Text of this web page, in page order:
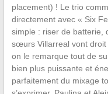
placement) ! Le trio
directement avec « Six
simple : riser de batterie,
sœurs Villarreal vont droit
on le remarque tout de
bien plus puissante et
parfaitement du mixage